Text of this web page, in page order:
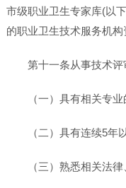
市级职业卫生专家库(以
的职业卫生技术服务机构
第十一条从事技术评
（一）具有相关专
（二）具有连续5年
（三）熟悉相关法